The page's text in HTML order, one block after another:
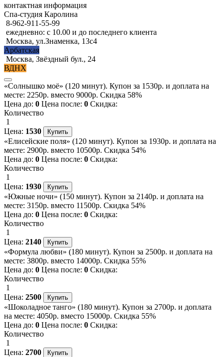
контактная информация
Спа-студия Каролина
8-962-911-55-99
ежедневно: с 10.00 и до последнего клиента
Москва, ул.Знаменка, 13с4
Арбатская
Москва, Звёздный бул., 24
ВДНХ
«Солнышко моё» (120 минут). Купон за 1530р. и доплата на
месте: 2250р. вместо 9000р. Скидка 58%
Цена до: 0 Цена после: 0 Скидка:
Количество
1
Цена: 1530
«Елисейские поля» (120 минут). Купон за 1930р. и доплата на
месте: 2900р. вместо 10500р. Скидка 54%
Цена до: 0 Цена после: 0 Скидка:
Количество
1
Цена: 1930
«Южные ночи» (150 минут). Купон за 2140р. и доплата на
месте: 3150р. вместо 11500р. Скидка 54%
Цена до: 0 Цена после: 0 Скидка:
Количество
1
Цена: 2140
«Формула любви» (180 минут). Купон за 2500р. и доплата на
месте: 3800р. вместо 14000р. Скидка 55%
Цена до: 0 Цена после: 0 Скидка:
Количество
1
Цена: 2500
«Шоколадное танго» (180 минут). Купон за 2700р. и доплата
на месте: 4050р. вместо 15000р. Скидка 55%
Цена до: 0 Цена после: 0 Скидка:
Количество
1
Цена: 2700